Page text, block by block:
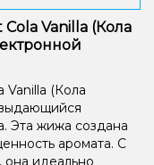
Vanilla (Кола
Vanilla (Кола
выдающийся
Эта жижа создана
аромата. С
она идеально